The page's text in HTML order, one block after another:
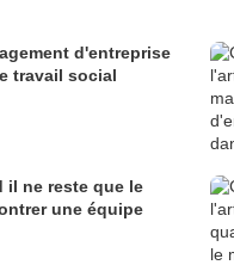
d'entreprise
travail social
il ne reste que le
une équipe